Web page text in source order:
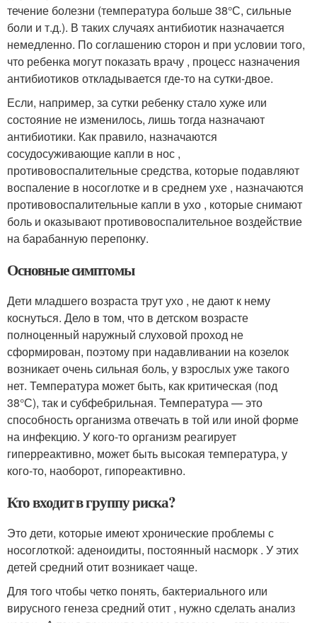
течение болезни (температура больше 38°С, сильные
боли и т.д.). В таких случаях антибиотик назначается
немедленно. По соглашению сторон и при условии того,
что ребенка могут показать врачу , процесс назначения
антибиотиков откладывается где-то на сутки-двое.
Если, например, за сутки ребенку стало хуже или
состояние не изменилось, лишь тогда назначают
антибиотики. Как правило, назначаются
сосудосуживающие капли в нос ,
противовоспалительные средства, которые подавляют
воспаление в носоглотке и в среднем ухе , назначаются
противовоспалительные капли в ухо , которые снимают
боль и оказывают противовоспалительное воздействие
на барабанную перепонку.
Основные симптомы
Дети младшего возраста трут ухо , не дают к нему
коснуться. Дело в том, что в детском возрасте
полноценный наружный слуховой проход не
сформирован, поэтому при надавливании на козелок
возникает очень сильная боль, у взрослых уже такого
нет. Температура может быть, как критическая (под
38°С), так и субфебрильная. Температура — это
способность организма отвечать в той или иной форме
на инфекцию. У кого-то организм реагирует
гиперреактивно, может быть высокая температура, у
кого-то, наоборот, гипореактивно.
Кто входит в группу риска?
Это дети, которые имеют хронические проблемы с
носоглоткой: аденоидиты, постоянный насморк . У этих
детей средний отит возникает чаще.
Для того чтобы четко понять, бактериального или
вирусного генеза средний отит , нужно сделать анализ